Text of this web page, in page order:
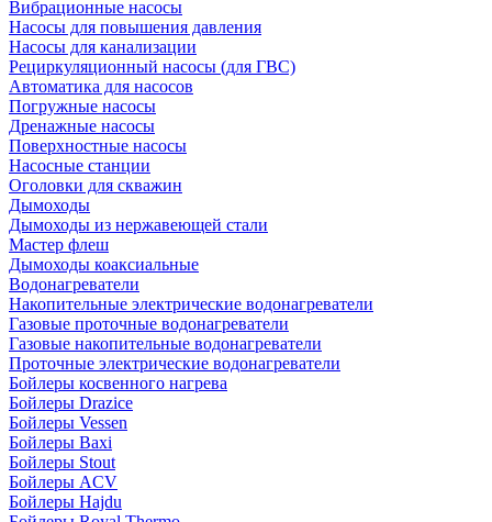
Вибрационные насосы
Насосы для повышения давления
Насосы для канализации
Рециркуляционный насосы (для ГВС)
Автоматика для насосов
Погружные насосы
Дренажные насосы
Поверхностные насосы
Насосные станции
Оголовки для скважин
Дымоходы
Дымоходы из нержавеющей стали
Мастер флеш
Дымоходы коаксиальные
Водонагреватели
Накопительные электрические водонагреватели
Газовые проточные водонагреватели
Газовые накопительные водонагреватели
Проточные электрические водонагреватели
Бойлеры косвенного нагрева
Бойлеры Drazice
Бойлеры Vessen
Бойлеры Baxi
Бойлеры Stout
Бойлеры ACV
Бойлеры Hajdu